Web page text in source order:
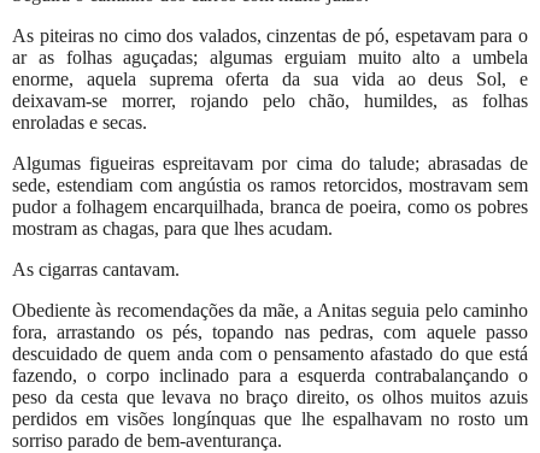
As piteiras no cimo dos valados, cinzentas de pó, espetavam para o
ar as folhas aguçadas; algumas erguiam muito alto a umbela
enorme, aquela suprema oferta da sua vida ao deus Sol, e
deixavam-se morrer, rojando pelo chão, humildes, as folhas
enroladas e secas.
Algumas figueiras espreitavam por cima do talude; abrasadas de
sede, estendiam com angústia os ramos retorcidos, mostravam sem
pudor a folhagem encarquilhada, branca de poeira, como os pobres
mostram as chagas, para que lhes acudam.
As cigarras cantavam.
Obediente às recomendações da mãe, a Anitas seguia pelo caminho
fora, arrastando os pés, topando nas pedras, com aquele passo
descuidado de quem anda com o pensamento afastado do que está
fazendo, o corpo inclinado para a esquerda contrabalançando o
peso da cesta que levava no braço direito, os olhos muitos azuis
perdidos em visões longínquas que lhe espalhavam no rosto um
sorriso parado de bem-aventurança.